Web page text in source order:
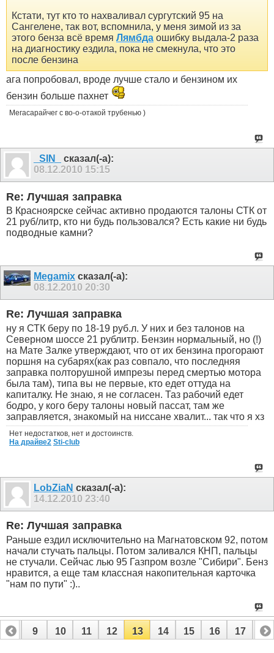
Кстати, тут кто то нахваливал сургутский 95 на
Сангелене, так вот, вспомнила, у меня зимой из за
этого бенза всё время Лямбда ошибку выдала-2 раза
на диагностику ездила, пока не смекнула, что это
после бензина
ага попробовал, вроде лучше стало и бензином их
бензин больше пахнет
Мегасарайчег с во-о-отакой трубенью )
_SIN_
сказал(-а):
08.12.2010 15:15
Re: Лучшая заправка
В Красноярске сейчас активно продаются талоны СТК от
21 руб/литр, кто ни будь пользовался? Есть какие ни будь
подводные камни?
Megamix сказал(-а):
08.12.2010 20:30
Re: Лучшая заправка
ну я СТК беру по 18-19 руб.л. У них и без талонов на
Северном шоссе 21 рублитр. Бензин нормальный, но (!)
на Мате Залке утверждают, что от их бензина прогорают
поршня на субарях(как раз совпало, что последняя
заправка полторушной импрезы перед смертью мотора
была там), типа вы не первые, кто едет оттуда на
капиталку. Не знаю, я не согласен. Таз рабочий едет
бодро, у кого беру талоны новый пассат, там же
заправляется, знакомый на ниссане хвалит... так что я хз
Нет недостатков, нет и достоинств.
На драйве2 Sti-club
LobZiaN сказал(-а):
14.12.2010 23:40
Re: Лучшая заправка
Раньше ездил исключительно на Магнатовском 92, потом
начали стучать пальцы. Потом заливался КНП, пальцы
не стучали. Сейчас лью 95 Газпром возле "Сибири". Бенз
нравится, а еще там классная накопительная карточка
"нам по пути" :)..
8 9 10 11 12 13 14 15 16 17 18